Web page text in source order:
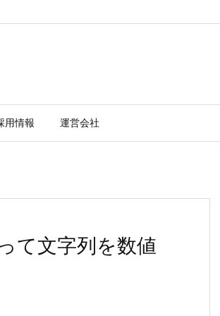
用情報 運営会社
て文字列を数値